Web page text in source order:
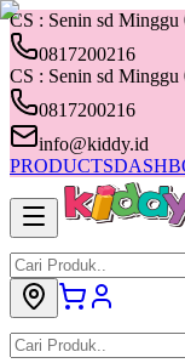
CS : Senin sd Minggu
0817200216
CS : Senin sd Minggu
0817200216
info@kiddy.id
PRODUCTS